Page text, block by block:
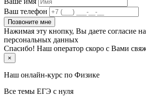
Ваш телефон
Позвоните мне
Нажимая эту кнопку, Вы даете согласие
персональных данных
Спасибо! Наш оператор скоро с Вами
×
Наш онлайн-курс по Физике
Все темы ЕГЭ с нуля